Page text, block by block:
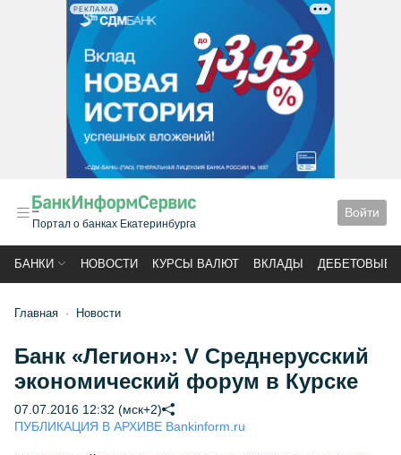
РЕКЛАМА
Портал о банках Екатеринбурга
Войти
БАНКИ НОВОСТИ КУРСЫ ВАЛЮТ ВКЛАДЫ ДЕБЕТОВЫЕ
Главная Новости
Банк «Легион»: V Среднерусский
экономический форум в Курске
07.07.2016 12:32 (мск+2)
ПУБЛИКАЦИЯ В АРХИВЕ Bankinform.ru